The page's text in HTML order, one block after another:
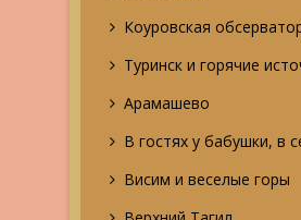
Коуровская
Туринск и горячие
Арамашево
В гостях у бабушки, в
Висим и веселые горы